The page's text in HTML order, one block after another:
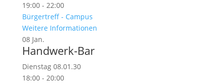
19:00 - 22:00
Bürgertreff - Campus
Weitere Informationen
08 Jan.
Handwerk-Bar
Dienstag 08.01.30
18:00 - 20:00